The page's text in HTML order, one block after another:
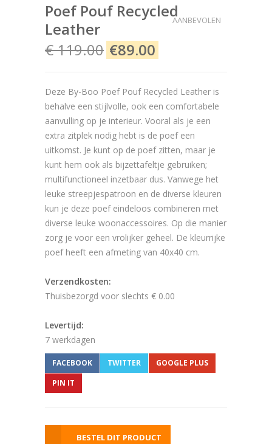
Poef Pouf Recycled
Leather
€ 119.00 €89.00
AANBEVOLEN
Deze By-Boo Poef Pouf Recycled Leather is
behalve een stijlvolle, ook een comfortabele
aanvulling op je interieur. Vooral als je een
extra zitplek nodig hebt is de poef een
uitkomst. Je kunt op de poef zitten, maar je
kunt hem ook als bijzettafeltje gebruiken;
multifunctioneel inzetbaar dus. Vanwege het
leuke streepjespatroon en de diverse kleuren
kun je deze poef eindeloos combineren met
diverse leuke woonaccessoires. Op die manier
zorg je voor een vrolijker geheel. De kleurrijke
poef heeft een afmeting van 40x40 cm.
Verzendkosten:
Thuisbezorgd voor slechts € 0.00
Levertijd:
7 werkdagen
FACEBOOK TWITTER
GOOGLE PLUS
PIN IT
BESTEL DIT PRODUCT